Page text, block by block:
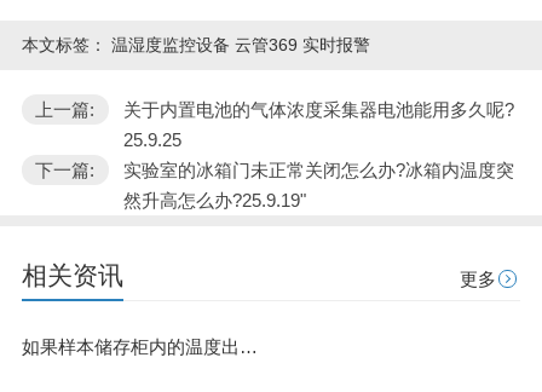
本文标签： 温湿度监控设备 云管369 实时报警
上一篇:
关于内置电池的气体浓度采集器电池能用多久呢?
25.9.25
下一篇:
实验室的冰箱门未正常关闭怎么办?冰箱内温度突
然升高怎么办?25.9.19"
相关资讯 更多
如果样本储存柜内的温度出现异常却未能及时发现的话会有什么不利之处呢?25.8.5